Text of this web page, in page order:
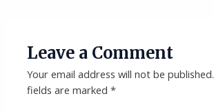
Leave a Comment
Your email address will not be published.
fields are marked*